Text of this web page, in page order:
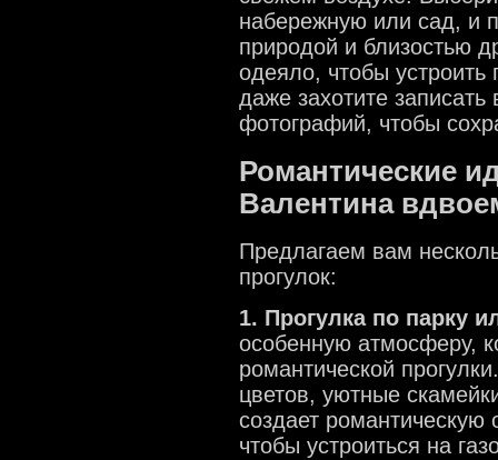
набережную или сад, и
природой и близостью
одеяло, чтобы
даже захотите
фотографий, чтобы
Романтические
Валентина
Предлагаем вам
прогулок:
1. Прогулка по парку
особенную атмосферу,
романтической
цветов, уютные
создает романтическую
чтобы устроиться на